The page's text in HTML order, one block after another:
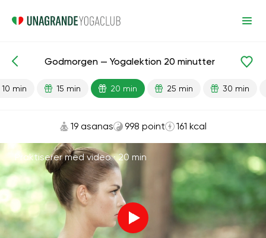
Færdiglavede lektioner Energi
Godmorgen — Yogalektion 20 minutter
10 min 15 min 20 min 25 min 30 min
19 asanas 998 point 161 kcal
Praktiserer med video ·20 min